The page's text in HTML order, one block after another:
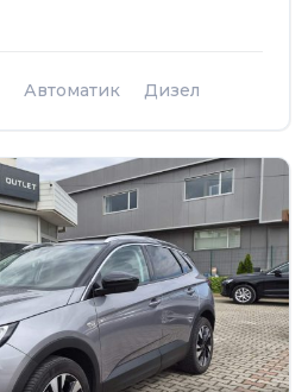
Автоматик Дизел